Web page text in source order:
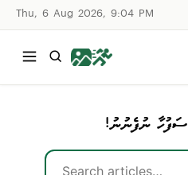
Thu, 6 Aug 2026, 9:04 PM
ނުފެނުނު!